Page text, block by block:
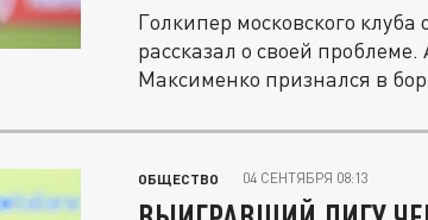
Голкипер московского клуба
рассказал о своей проблеме.
Максименко признался в
ОБЩЕСТВО 04 СЕНТЯБРЯ 08:13